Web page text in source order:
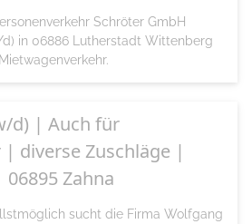
Schröter GmbH
in 06886 Lutherstadt Wittenberg
d) | Auch für
diverse Zuschläge |
Zahna
sucht die Firma Wolfgang